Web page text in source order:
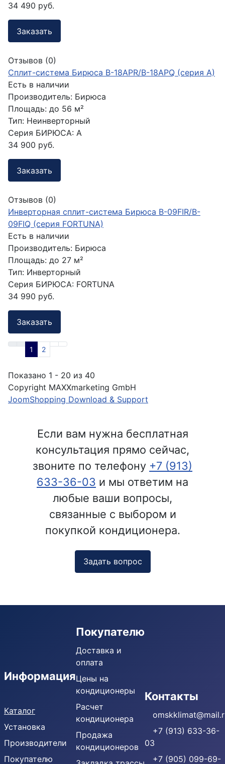
34 490 руб.
Заказать
Отзывов (0)
Сплит-система Бирюса B-18APR/B-18APQ (серия A)
Есть в наличии
Производитель: Бирюса
Площадь: до 56 м²
Тип: Неинверторный
Серия БИРЮСА: A
34 900 руб.
Заказать
Отзывов (0)
Инверторная сплит-система Бирюса B-09FIR/B-
09FIQ (серия FORTUNA)
Есть в наличии
Производитель: Бирюса
Площадь: до 27 м²
Тип: Инверторный
Серия БИРЮСА: FORTUNA
34 990 руб.
Заказать
1 2
Показано 1 - 20 из 40
Copyright MAXXmarketing GmbH
JoomShopping Download & Support
Если вам нужна бесплатная
консультация прямо сейчас,
звоните по телефону +7 (913)
633-36-03 и мы ответим на
любые ваши вопросы,
связанные с выбором и
покупкой кондиционера.
Задать вопрос
Информация
Каталог
Установка
Производители
Покупателю
Покупателю
Доставка и
оплата
Цены на
кондиционеры
Расчет
кондиционера
Продажа
кондиционеров
Контакты
+7 (913) 633-36-
03
+7 (905) 099-69-